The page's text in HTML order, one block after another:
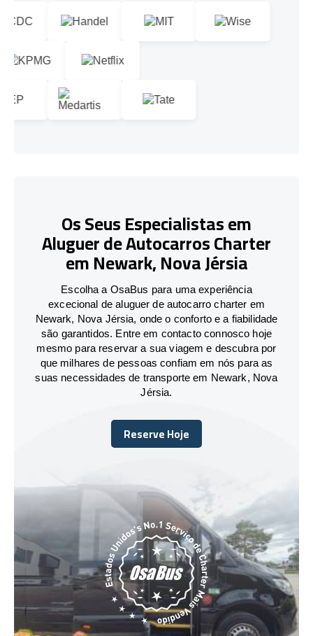
Os Seus Especialistas em
Aluguer de Autocarros Charter
em Newark, Nova Jérsia
Escolha a OsaBus para uma experiência
excecional de aluguer de autocarro charter em
Newark, Nova Jérsia, onde o conforto e a fiabilidade
são garantidos. Entre em contacto connosco hoje
mesmo para reservar a sua viagem e descubra por
que milhares de pessoas confiam em nós para as
suas necessidades de transporte em Newark, Nova
Jérsia.
Reserve Hoje
Reserve Hoje